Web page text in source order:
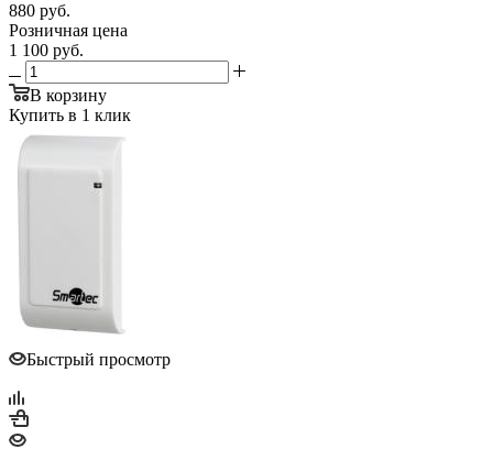
880 руб.
Розничная цена
1 100 руб.
В корзину
Купить в 1 клик
Быстрый просмотр